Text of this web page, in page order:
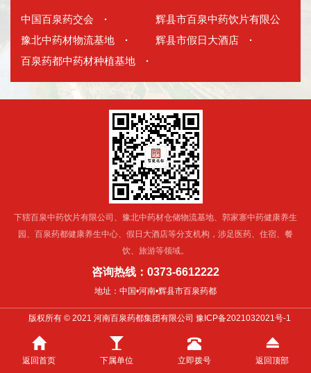
中国百泉药交会 ·
辉县市百泉中药饮片有限公
司
·
豫北中药材物流基地 · 辉县市假日大酒店
·
百泉药都中药材种植基地
·
下辖百泉中药饮片有限公司、豫北中药材仓储物流基地、郭家寨中药健康养生
园、百泉药都健康养生中心、假日大酒店等分支机构，涉足医药、住宿、餐
饮、旅游等领域。
咨询热线：0373-6612222
地址：中国•河南•辉县市百泉药都
版权所有 © 2021 河南百泉药都集团有限公司 豫ICP备2021032021号-1
返回首页 下属单位 立即拨号 返回顶部